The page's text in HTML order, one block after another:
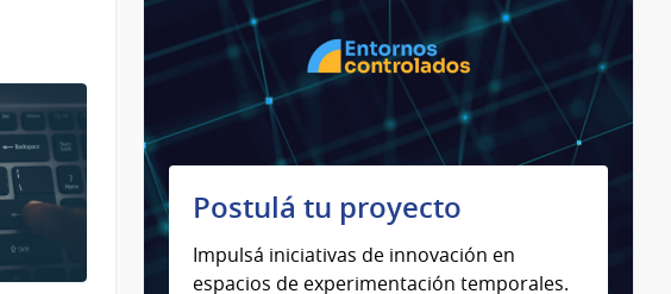
Postulá tu proyecto
Impulsá iniciativas de innovación en
espacios de experimentación temporales.